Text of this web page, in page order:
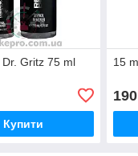
Gritz 75 ml
Купити
15
190